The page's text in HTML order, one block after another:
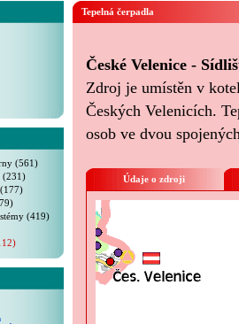
(561)
(231)
(419)
Tepelná čerpadla
České Velenice -
Zdroj je umístěn v
Českých Velenicích.
osob ve dvou
Údaje o zdroji